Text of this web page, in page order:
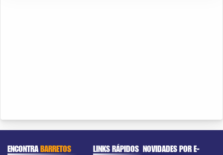
ENCONTRABARRETOS LINKS RÁPIDOS NOVIDADES POR E-